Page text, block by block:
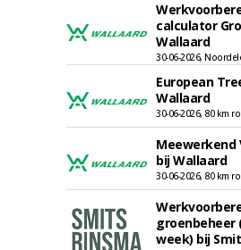
calculator
Wallaard
30-06-2026,
European
Wallaard
30-06-2026, 80 km
Meewerkend
bij Wallaard
30-06-2026, 80 km
groenbeheer
week) bij